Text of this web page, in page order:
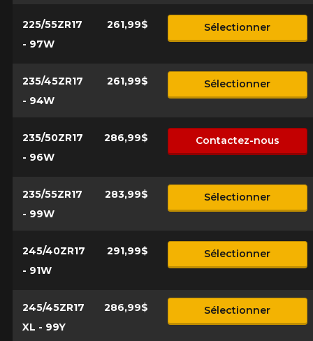
225/55ZR17
- 97W
261,99$ Sélectionner
235/45ZR17
- 94W
261,99$ Sélectionner
235/50ZR17
- 96W
286,99$ Contactez-nous
235/55ZR17
- 99W
283,99$ Sélectionner
245/40ZR17
- 91W
291,99$ Sélectionner
245/45ZR17
XL - 99Y
286,99$ Sélectionner